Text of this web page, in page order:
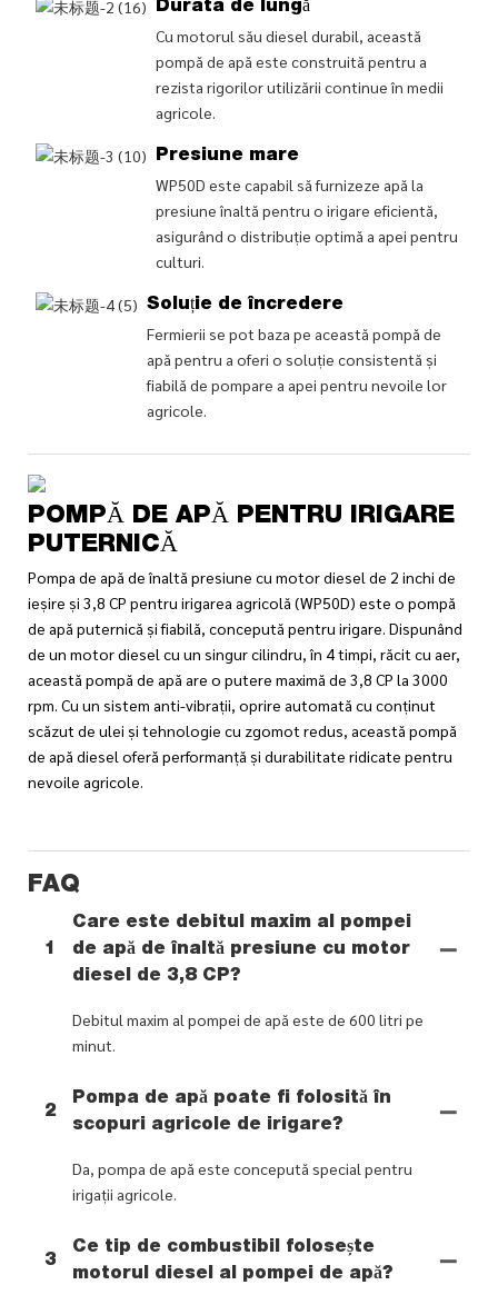
Durata de lungă
Cu motorul său diesel durabil, această
pompă de apă este construită pentru a
rezista rigorilor utilizării continue în medii
agricole.
Presiune mare
WP50D este capabil să furnizeze apă la
presiune înaltă pentru o irigare eficientă,
asigurând o distribuție optimă a apei pentru
culturi.
Soluție de încredere
Fermierii se pot baza pe această pompă de
apă pentru a oferi o soluție consistentă și
fiabilă de pompare a apei pentru nevoile lor
agricole.
POMPĂ DE APĂ PENTRU IRIGARE
PUTERNICĂ
Pompa de apă de înaltă presiune cu motor diesel de 2 inchi de
ieșire și 3,8 CP pentru irigarea agricolă (WP50D) este o pompă
de apă puternică și fiabilă, concepută pentru irigare. Dispunând
de un motor diesel cu un singur cilindru, în 4 timpi, răcit cu aer,
această pompă de apă are o putere maximă de 3,8 CP la 3000
rpm. Cu un sistem anti-vibrații, oprire automată cu conținut
scăzut de ulei și tehnologie cu zgomot redus, această pompă
de apă diesel oferă performanță și durabilitate ridicate pentru
nevoile agricole.
FAQ
1
Care este debitul maxim al pompei
de apă de înaltă presiune cu motor
diesel de 3,8 CP?
Debitul maxim al pompei de apă este de 600 litri pe
minut.
2
Pompa de apă poate fi folosită în
scopuri agricole de irigare?
Da, pompa de apă este concepută special pentru
irigații agricole.
3
Ce tip de combustibil folosește
motorul diesel al pompei de apă?